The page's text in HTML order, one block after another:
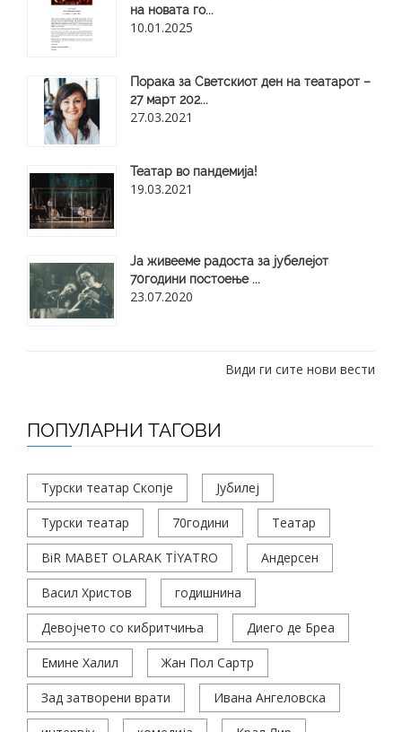
на новата го...
10.01.2025
Порака за Светскиот ден на театарот –
27 март 202...
27.03.2021
Театар во пандемија!
19.03.2021
Ја живееме радоста за јубелејот
70години постоење ...
23.07.2020
Види ги сите нови вести
ПОПУЛАРНИ ТАГОВИ
Турски театар Скопје Јубилеј
Турски театар 70години Театар
BiR MABET OLARAK TİYATRO Андерсен
Васил Христов годишнина
Девојчето со кибритчиња Диего де Бреа
Емине Халил Жан Пол Сартр
Зад затворени врати Ивана Ангеловска